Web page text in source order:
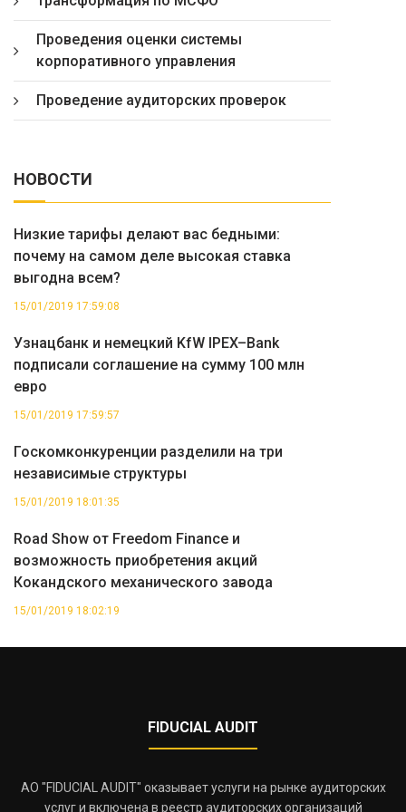
Проведения оценки системы
корпоративного управления
Проведение аудиторских проверок
НОВОСТИ
Низкие тарифы делают вас бедными:
почему на самом деле высокая ставка
выгодна всем?
15/01/2019 17:59:08
Узнацбанк и немецкий KfW IPEX–Bank
подписали соглашение на сумму 100 млн
евро
15/01/2019 17:59:57
Госкомконкуренции разделили на три
независимые структуры
15/01/2019 18:01:35
Road Show от Freedom Finance и
возможность приобретения акций
Кокандского механического завода
15/01/2019 18:02:19
FIDUCIAL AUDIT
АО "FIDUCIAL AUDIT" оказывает услуги на рынке аудиторских
услуг и включена в реестр аудиторских организаций